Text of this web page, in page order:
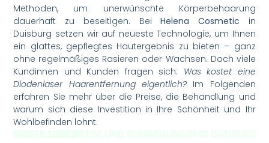
Methoden, um unerwünschte Körperbehaarung
dauerhaft zu beseitigen. BeiHelena Cosmetic in
Duisburg setzen wir auf neueste Technologie, um Ihnen
ein glattes, gepflegtes Hautergebnis zu bieten – ganz
ohne regelmäßiges Rasieren oder Wachsen. Doch viele
Kundinnen und Kunden fragen sich: Was kostet eine
Diodenlaser Haarentfernung eigentlich? Im Folgenden
erfahren Sie mehr über die Preise, die Behandlung und
warum sich diese Investition in Ihre Schönheit und Ihr
Wohlbefinden lohnt.